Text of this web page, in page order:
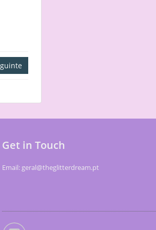
Get in Touch
Email: geral@theglitterdream.pt